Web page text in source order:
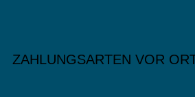
ZAHLUNGSARTEN VOR